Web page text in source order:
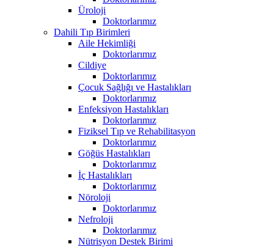
Üroloji
Doktorlarımız
Dahili Tıp Birimleri
Aile Hekimliği
Doktorlarımız
Cildiye
Doktorlarımız
Çocuk Sağlığı ve Hastalıkları
Doktorlarımız
Enfeksiyon Hastalıkları
Doktorlarımız
Fiziksel Tıp ve Rehabilitasyon
Doktorlarımız
Göğüs Hastalıkları
Doktorlarımız
İç Hastalıkları
Doktorlarımız
Nöroloji
Doktorlarımız
Nefroloji
Doktorlarımız
Nütrisyon Destek Birimi